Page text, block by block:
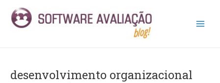
para
desenvolvimento organizacional
navigation